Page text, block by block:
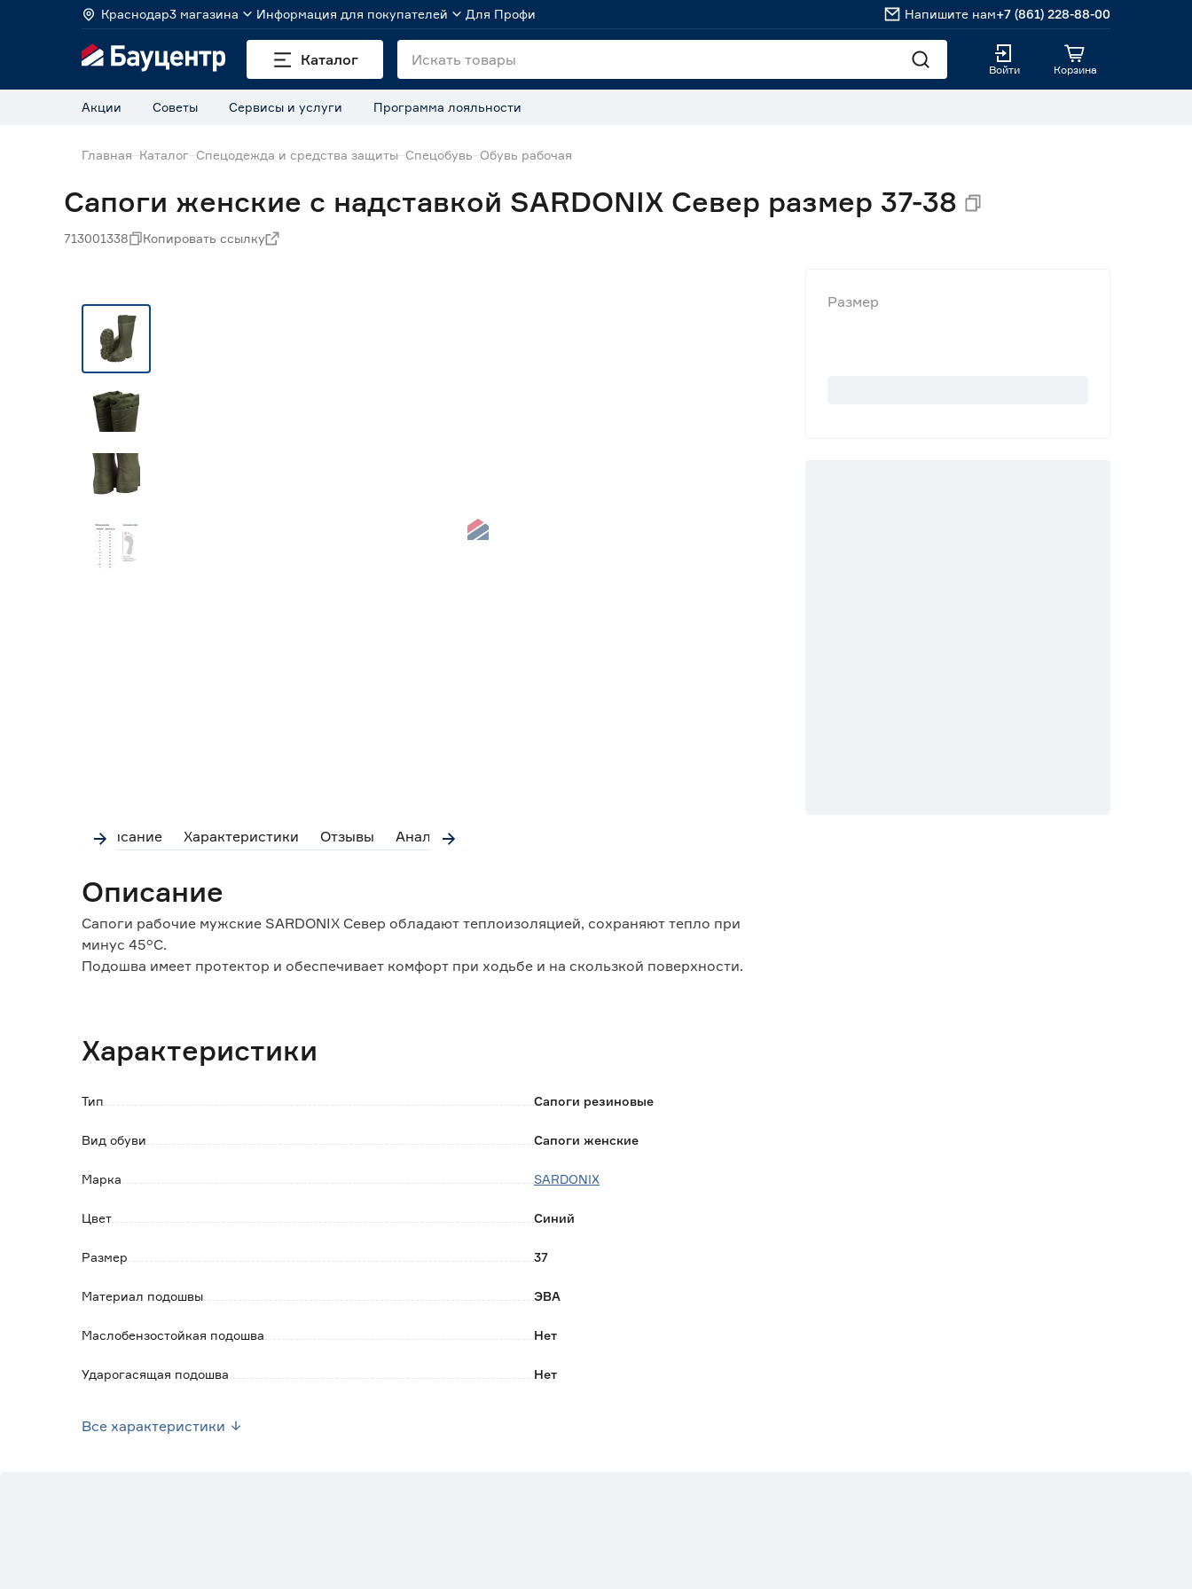
Краснодар3 магазина Информация для покупателей Для Профи Напишите нам+7 (861) 228-88-00
Каталог
Войти Корзина
Акции Советы Сервисы и услуги Программа лояльности
Главная Каталог Спецодежда и средства защиты Спецобувь Обувь рабочая
Сапоги женские с надставкой SARDONIX Север размер 37-38
713001338 Копировать ссылку
Описание Характеристики Отзывы Аналоги
Описание
Сапоги рабочие мужские SARDONIX Север обладают теплоизоляцией, сохраняют тепло при
минус 45°С.
Подошва имеет протектор и обеспечивает комфорт при ходьбе и на скользкой поверхности.
- легкость;
- экологичность;
Характеристики
Тип Сапоги резиновые
Вид обуви Сапоги женские
Марка SARDONIX
Цвет Синий
Размер 37
Материал подошвы ЭВА
Маслобензостойкая подошва Нет
Ударогасящая подошва Нет
Все характеристики
Размер